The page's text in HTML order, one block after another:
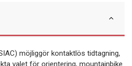
möjliggör kontaktlös tidtagning,
valet för orientering, mountainbike